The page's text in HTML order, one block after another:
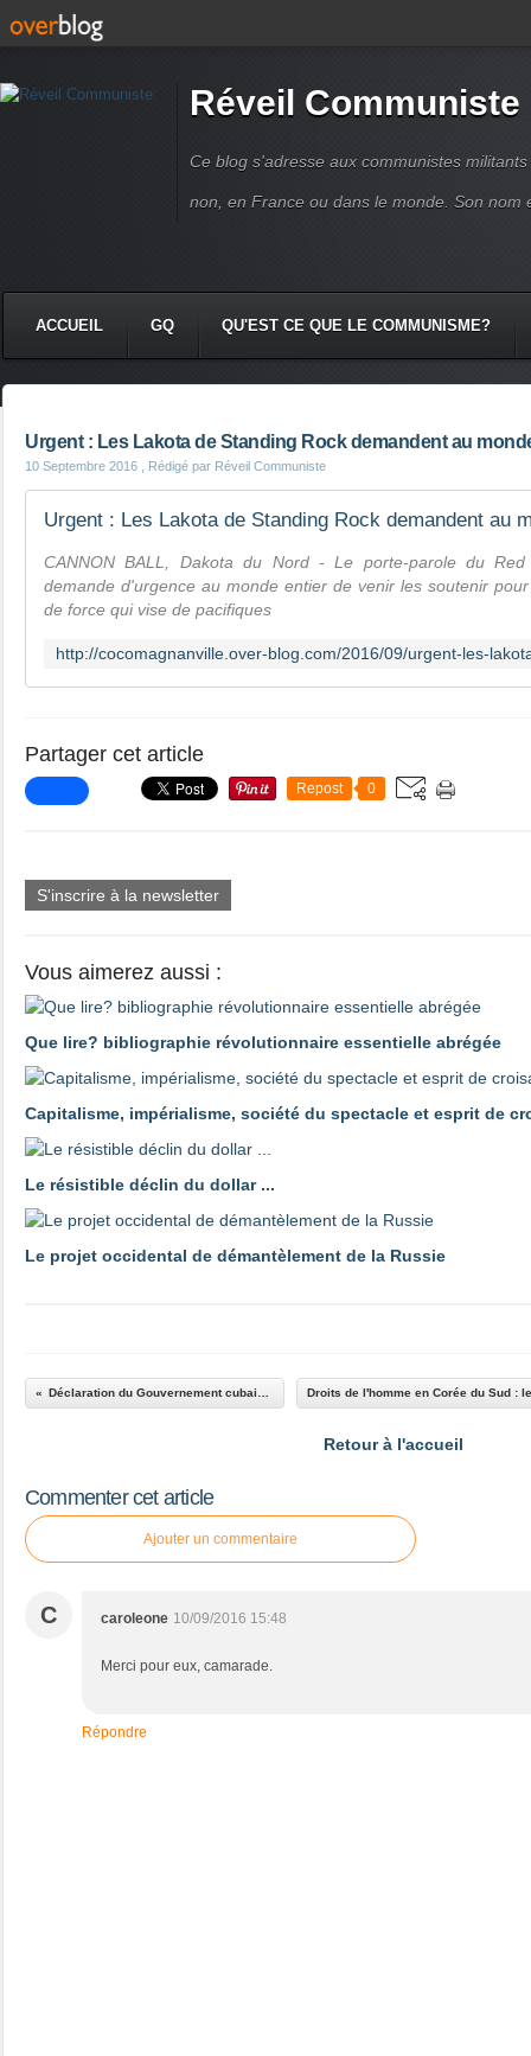
Réveil Communiste
Ce blog s'adresse aux communistes
non, en France ou dans le monde. Son nom
ACCUEIL GQ QU'EST CE QUE LE COMMUNISME?
Urgent : Les Lakota de Standing Rock demandent au
10 Septembre 2016 , Rédigé par Réveil Communiste
CANNON BALL, Dakota du Nord - Le porte-parole du
demande d'urgence au monde entier de venir les soutenir
de force qui vise de pacifiques
Partager cet article
Repost 0
S'inscrire à la newsletter
Vous aimerez aussi :
Que lire? bibliographie révolutionnaire essentielle abrégée
Capitalisme, impérialisme, société du spectacle et esprit de
Le résistible déclin du dollar ...
Le projet occidental de démantèlement de la Russie
Retour à l'accueil
Commenter cet article
Ajouter un commentaire
C caroleone 10/09/2016 15:48
Merci pour eux, camarade.
Répondre